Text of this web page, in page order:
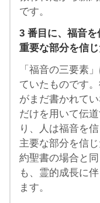
です。
3 番目に、福音
重要な部分を信じ
「福音の三要素
ていたものです。
がまだ書かれて
だけを用いて伝
り、人は福音を
主要な部分を信
約聖書の場合と
も、霊的成長に
ます。